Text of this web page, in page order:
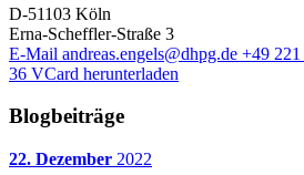
D-51103 Köln
Erna-Scheffler-Straße 3
E-Mail andreas.engels@dhpg.de +49
36 VCard herunterladen
Blogbeiträge
22. Dezember 2022